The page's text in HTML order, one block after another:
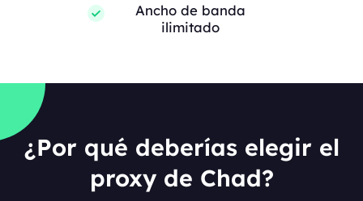
Ancho de banda
ilimitado
¿Por qué deberías elegir el
proxy de Chad?